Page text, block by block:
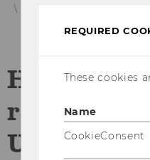
History of
research
University
REQUIRED
These cookies
Name
CookieConsent